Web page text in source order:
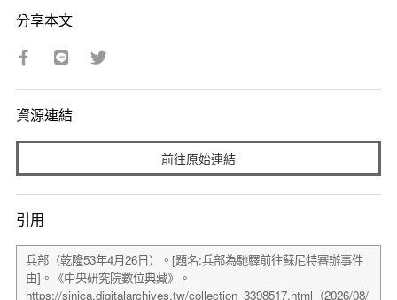
分享本文
資源連結
前往原始連結
引用